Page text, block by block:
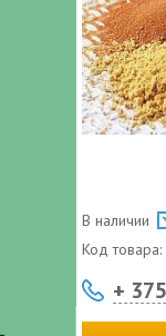
В наличии
Код товара:
+ 375